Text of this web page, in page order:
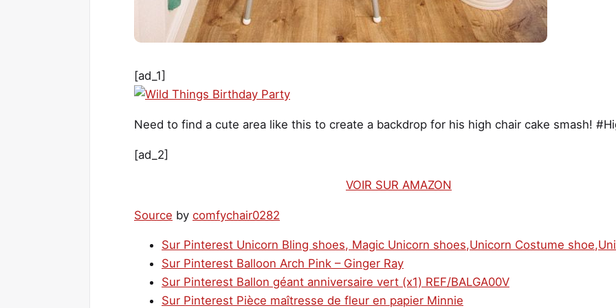
[ad_1]
Need to find a cute area like this to create a backdrop for his high chair cake smash!
[ad_2]
VOIR SUR AMAZON
Source by comfychair0282
Sur Pinterest Unicorn Bling shoes, Magic Unicorn shoes,Unicorn Costume
Sur Pinterest Balloon Arch Pink – Ginger Ray
Sur Pinterest Ballon géant anniversaire vert (x1) REF/BALGA00V
Sur Pinterest Pièce maîtresse de fleur en papier Minnie